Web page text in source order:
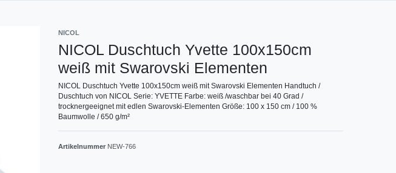
NICOL
NICOL Duschtuch Yvette 100x150cm
weiß mit Swarovski Elementen
NICOL Duschtuch Yvette 100x150cm weiß mit Swarovski Elementen Handtuch /
Duschtuch von NICOL Serie: YVETTE Farbe: weiß /waschbar bei 40 Grad /
trocknergeeignet mit edlen Swarovski-Elementen Größe: 100 x 150 cm / 100 %
Baumwolle / 650 g/m²
Artikelnummer NEW-766